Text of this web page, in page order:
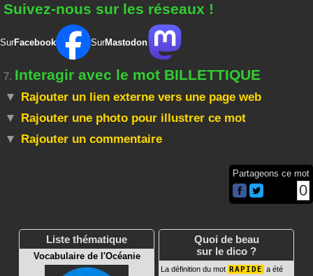
Suivez-nous sur les réseaux !
SurFacebook SurMastodon
7. Interagir avec le mot BILLETTIQUE
Rajouter un lien externe vers une page web
Rajouter une photo pour illustrer ce mot
Rajouter un commentaire
Partageons ce mot
0
Liste thématique
Vocabulaire de l'Océanie
Quoi de beau
sur le dico ?
La définition du mot RAPIDE a été